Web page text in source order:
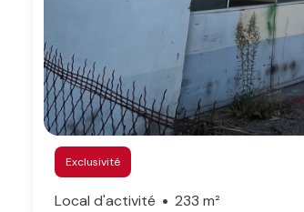
Exclusivité
Local d'activité 233 m²